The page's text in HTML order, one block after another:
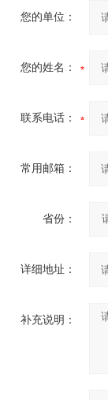
您的单位：
您的姓名：
联系电话：
常用邮箱：
省份：
详细地址：
补充说明：